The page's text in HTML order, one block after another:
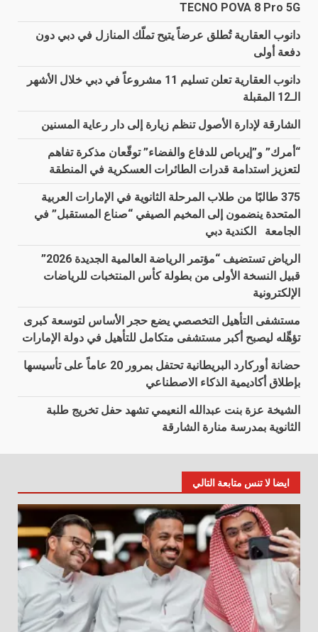
TECNO POVA 8 Pro 5G
دانوب العقارية تُطلق عرضاً يتيح تملّك المنازل في دبي دون
دفعة أولى
دانوب العقارية تعلن تسليم 11 مشروعاً في دبي خلال الأشهر
الـ12 المقبلة
الشارقة لإدارة الأصول تنظم زيارة إلى دار رعاية المسنين
“أمرك” و”إيرباص للدفاع والفضاء” توقّعان مذكرة تفاهم
لتعزيز استدامة قدرات الطائرات العسكرية في المنطقة
375 طالبًا من طلاب المرحلة الثانوية في الإمارات العربية
المتحدة ينضمون إلى المخيم الصيفي “صناع المستقبل” في
الجامعة الكندية دبي
الرياض تستضيف “مؤتمر الرياضة العالمية الجديدة 2026”
قبيل النسخة الأولى من بطولة كأس المنتخبات للرياضات
الإلكترونية
مستشفى التأهيل التخصصي يضع حجر الأساس لتوسعة كبرى
تؤهِّله ليصبح أكبر مستشفى متكامل للتأهيل في دولة الإمارات
حضانة أوركارد البريطانية تحتفل بمرور 20 عاماً على تأسيسها
بإطلاق أكاديمية الذكاء الاصطناعي
الشيخة عزة بنت عبدالله النعيمي تشهد حفل تخريج طلبة
الثانوية بمدرسة منارة الشارقة
ايضا لا تنس متابعة التالي